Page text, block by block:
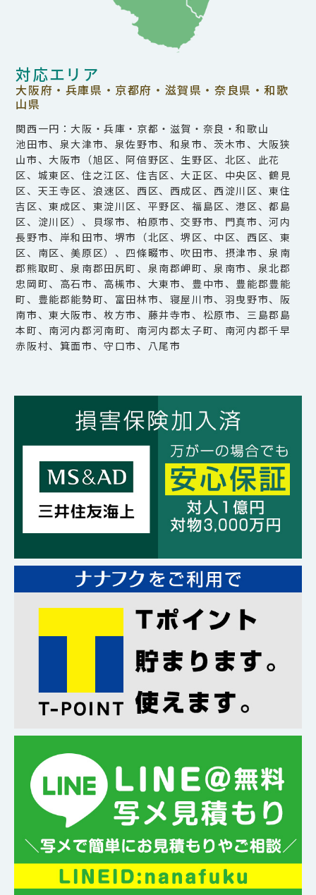
対応エリア
大阪府・兵庫県・京都府・滋賀県・奈良県・和歌
山県
関西一円：大阪・兵庫・京都・滋賀・奈良・和歌山
池田市、泉大津市、泉佐野市、和泉市、茨木市、大阪狭
山市、大阪市（旭区、阿倍野区、生野区、北区、此花
区、城東区、住之江区、住吉区、大正区、中央区、鶴見
区、天王寺区、浪速区、西区、西成区、西淀川区、東住
吉区、東成区、東淀川区、平野区、福島区、港区、都島
区、淀川区）、貝塚市、柏原市、交野市、門真市、河内
長野市、岸和田市、堺市（北区、堺区、中区、西区、東
区、南区、美原区）、四條畷市、吹田市、摂津市、泉南
郡熊取町、泉南郡田尻町、泉南郡岬町、泉南市、泉北郡
忠岡町、高石市、高槻市、大東市、豊中市、豊能郡豊能
町、豊能郡能勢町、富田林市、寝屋川市、羽曳野市、阪
南市、東大阪市、枚方市、藤井寺市、松原市、三島郡島
本町、南河内郡河南町、南河内郡太子町、南河内郡千早
赤阪村、箕面市、守口市、八尾市